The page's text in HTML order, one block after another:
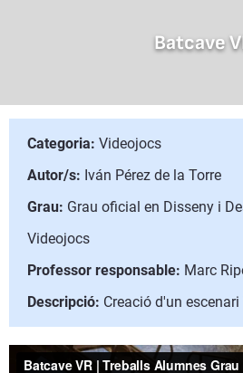
Batcave
Categoria: Videojocs
Autor/s: Iván Pérez de la Torre
Grau: Grau oficial en Disseny i
Videojocs
Professor responsable: Marc
Descripció: Creació d'un escenari